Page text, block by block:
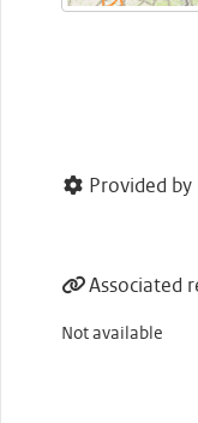
Provided by
Associated
Not available